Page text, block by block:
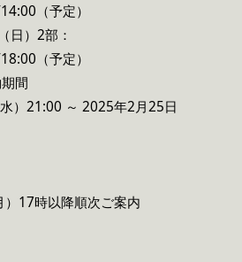
（予定）
）2部：
（予定）
間
）21:00 ～ 2025年2月25日
17時以降順次ご案内